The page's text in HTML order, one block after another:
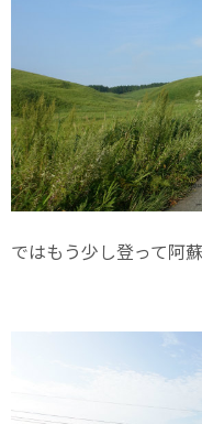
ではもう少し登って阿